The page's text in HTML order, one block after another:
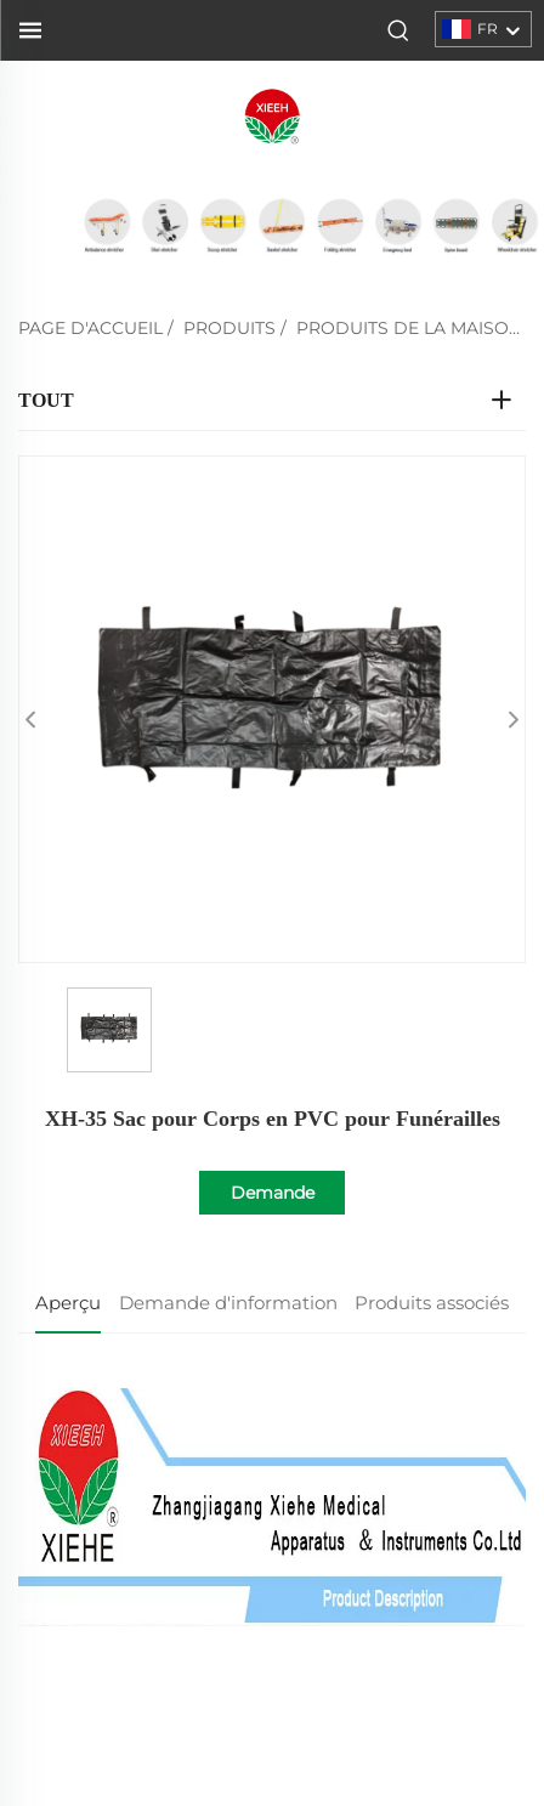
FR
PAGE D'ACCUEIL / PRODUITS / PRODUITS DE LA MAISON FUNÉRAIRE
TOUT
XH-35 Sac pour Corps en PVC pour Funérailles
Demande
Aperçu Demande d'information Produits associés